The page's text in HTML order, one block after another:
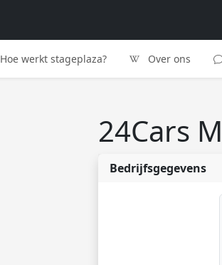
Hoe werkt stageplaza? Over ons
24Cars
Bedrijfsgegevens